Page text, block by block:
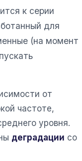
к серии
для
(на момент
от
частоте,
уровня.
деградации со